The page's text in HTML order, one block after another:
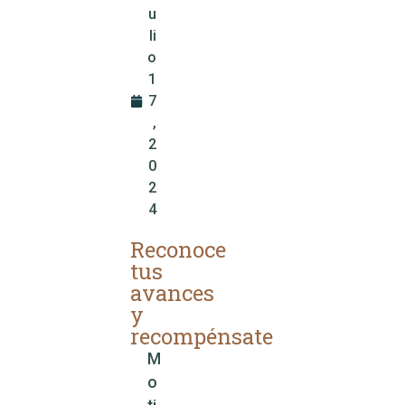
u
li
o
1
7
,
2
0
2
4
Reconoce
tus
avances
y
recompénsate
M
o